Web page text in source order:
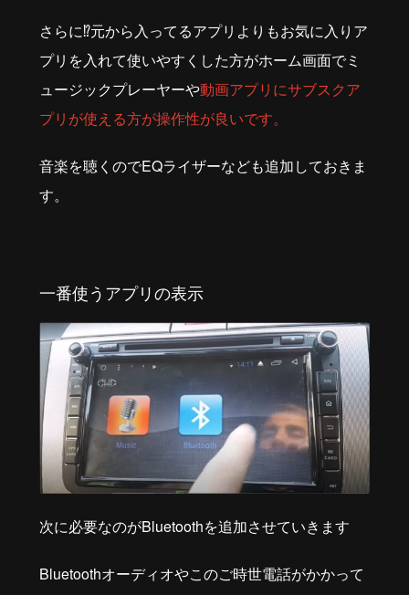
さらに⁉元から入ってるアプリよりもお気に入りア
プリを入れて使いやすくした方がホーム画面でミ
ュージックプレーヤーや動画アプリにサブスクア
プリが使える方が操作性が良いです。
音楽を聴くのでEQライザーなども追加しておきま
す。
一番使うアプリの表示
次に必要なのがBluetoothを追加させていきます
Bluetoothオーディオやこのご時世電話がかかって